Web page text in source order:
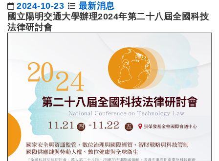
日期：
2024-10-23
最新消息
國立陽明交通大學辦理2024年第二十八屆全國科技
法律研討會